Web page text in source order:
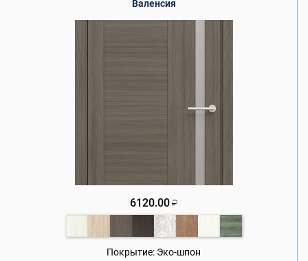
Валенсия
6120.00 ₽
Покрытие: Эко-шпон